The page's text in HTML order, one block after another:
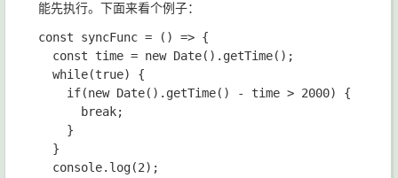
能先执行。下面来看个例子：
const syncFunc = () => {
  const time = new Date().getTime();
  while(true) {
    if(new Date().getTime() - time > 2000) {
      break;
    }
  }
  console.log(2);